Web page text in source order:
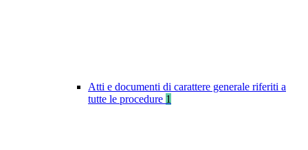
Atti e documenti di carattere generale riferiti a
tutte le procedure 1